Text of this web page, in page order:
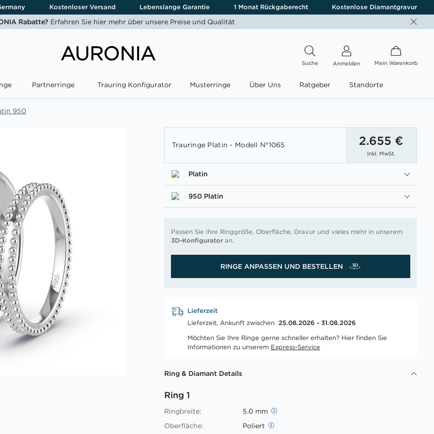
Kostenloser Versand Lebenslange Garantie 1 Monat Rückgaberecht Kostenlose Diamantgravur
Rabatte? Erfahren Sie hier mehr über unsere Preise und Qualität
Suche Anmelden Mein Warenkorb
Partnerringe Trauring Konfigurator Musterringe Über Uns Ratgeber Standorte
950
Trauringe Platin - Modell N°1065 2.655 €
Inkl. MwSt.
Platin
950 Platin
Passen Sie Ihre Ringgröße, Oberfläche, Gravur und vieles mehr in unserem
3D-Konfigurator an.
RINGE ANPASSEN UND BESTELLEN
Lieferzeit
Lieferzeit, Ankunft zwischen 25.08.2026 - 31.08.2026
Möchten Sie Ihre Ringe gerne schneller erhalten? Hier finden Sie
Informationen zu unserem Express-Service
Ring & Diamant Details
Ring 1
Ringbreite:
5.0 mm
Oberfläche:
Poliert